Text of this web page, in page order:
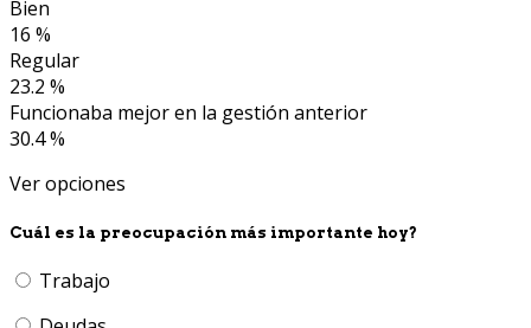
Bien
16 %
Regular
23.2 %
Funcionaba mejor en la gestión anterior
30.4 %
Ver opciones
Cuál es la preocupación más importante hoy?
Trabajo